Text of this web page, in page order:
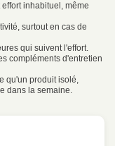
inhabituel, même
surtout en cas de
qui suivent l'effort.
compléments d'entretien
qu'un produit isolé,
dans la semaine.